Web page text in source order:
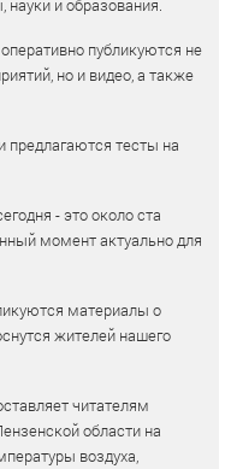
науки и образования.
публикуются не
но и видео, а также
предлагаются тесты на
- это около ста
момент актуально для
материалы о
жителей нашего
читателям
области на
воздуха,